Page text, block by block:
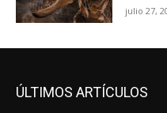
julio 27,
ÚLTIMOS ARTÍCULOS